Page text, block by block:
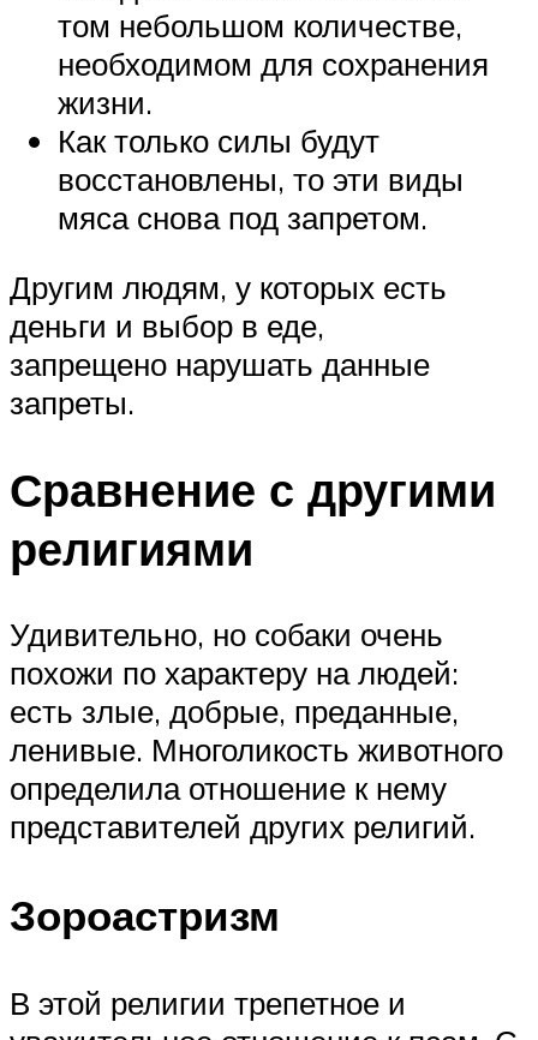
том небольшом количестве,
необходимом для сохранения
жизни.
Как только силы будут
восстановлены, то эти виды
мяса снова под запретом.
Другим людям, у которых есть
деньги и выбор в еде,
запрещено нарушать данные
запреты.
Сравнение с другими
религиями
Удивительно, но собаки очень
похожи по характеру на людей:
есть злые, добрые, преданные,
ленивые. Многоликость животного
определила отношение к нему
представителей других религий.
Зороастризм
В этой религии трепетное и